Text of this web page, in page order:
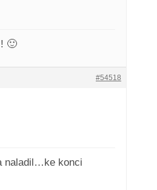
🙂
#54518
naladil…ke konci